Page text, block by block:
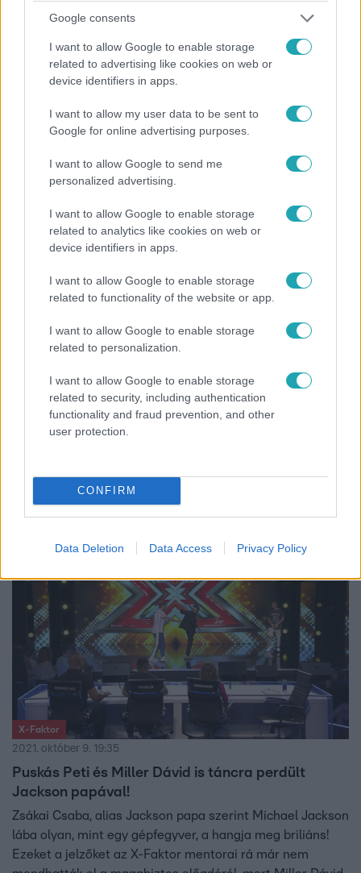
Google consents
I want to allow Google to enable storage
related to advertising like cookies on web or
device identifiers in apps.
I want to allow my user data to be sent to
Google for online advertising purposes.
I want to allow Google to send me
personalized advertising.
I want to allow Google to enable storage
related to analytics like cookies on web or
device identifiers in apps.
I want to allow Google to enable storage
related to functionality of the website or app.
I want to allow Google to enable storage
related to personalization.
I want to allow Google to enable storage
related to security, including authentication
functionality and fraud prevention, and other
user protection.
CONFIRM
Data Deletion Data Access Privacy Policy
2022. július 13. 17:20
Michael Jackson volt testőre vigyáz Harry herceg
és Meghan Markle biztonságára
A popsztár családja kirúgta Alberto Alvarezt, amikor
erőszakért elmarasztalták.
X-Faktor
2021. október 9. 19:35
Zsákay Csaba: Billie Jean (Michael Jackson)
legnézettebb tehetségkutató show-műsora, az X-Faktor!
X-Faktor
2021. október 9. 19:35
Puskás Peti és Miller Dávid is táncra perdült
Jackson papával!
Zsákai Csaba, alias Jackson papa szerint Michael Jackson
lába olyan, mint egy gépfegyver, a hangja meg briliáns!
Ezeket a jelzőket az X-Faktor mentorai rá már nem